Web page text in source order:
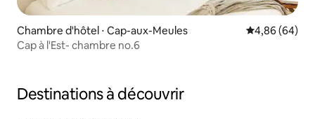
Chambre d'hôtel ⋅ Cap-aux-Meules Évaluation
4,86 (64)
Cap à l'Est- chambre no.6
Destinations à découvrir